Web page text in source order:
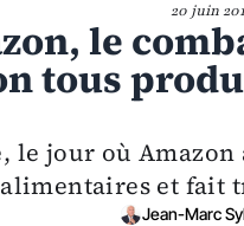
20 juin
le
tous
le jour où
et fait
Jean-Marc